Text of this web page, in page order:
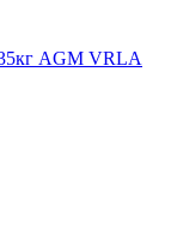
AGM VRLA